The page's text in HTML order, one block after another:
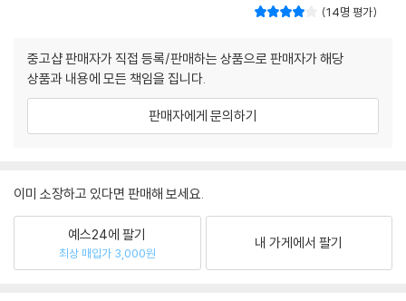
14명 평가
중고샵 판매자가 직접 등록/판매하는 상품으로 판매자가 해당
상품과 내용에 모든 책임을 집니다.
판매자에게 문의하기
이미 소장하고 있다면 판매해 보세요.
예스24에 팔기
최상 매입가 3,000원
내 가게에서 팔기